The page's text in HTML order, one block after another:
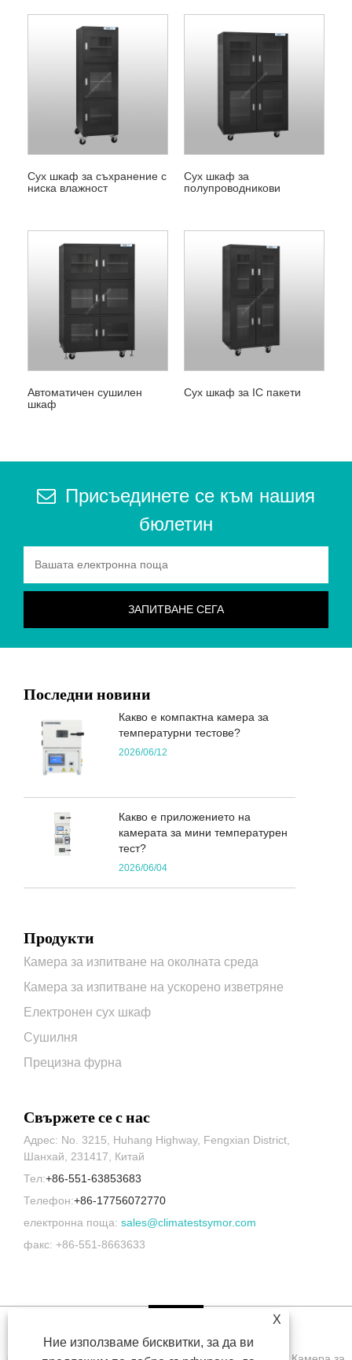
Сух шкаф за съхранение с
ниска влажност
Сух шкаф за
полупроводникови
Автоматичен сушилен
шкаф
Сух шкаф за IC пакети
Присъединете се към нашия
бюлетин
Последни новини
Какво е компактна камера за
температурни тестове?
2026/06/12
Какво е приложението на
камерата за мини температурен
тест?
2026/06/04
Продукти
Камера за изпитване на околната среда
Камера за изпитване на ускорено изветряне
Електронен сух шкаф
Сушилня
Прецизна фурна
Свържете се с нас
Адрес: No. 3215, Huhang Highway, Fengxian District,
Шанхай, 231417, Китай
Тел:+86-551-63853683
Телефон:+86-17756072770
електронна поща: sales@climatestsymor.com
факс: +86-551-8663633
X
Ние използваме бисквитки, за да ви